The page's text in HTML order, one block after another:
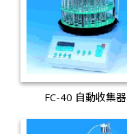
FC-40 自動收集器